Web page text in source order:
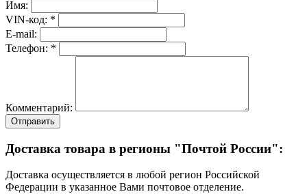
Имя:
VIN-код: *
E-mail:
Телефон: *
Комментарий:
Отправить
Доставка товара в регионы "Почтой России":
Доставка осуществляется в любой регион Российской
Федерации в указанное Вами почтовое отделение.